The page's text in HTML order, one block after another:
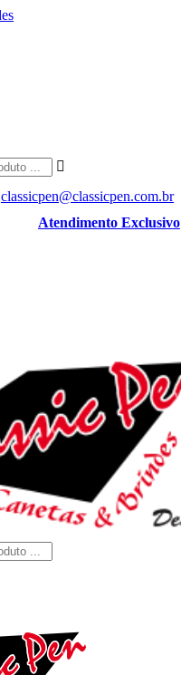
classicpen@classicpen.com.br
Atendimento Exclusivo